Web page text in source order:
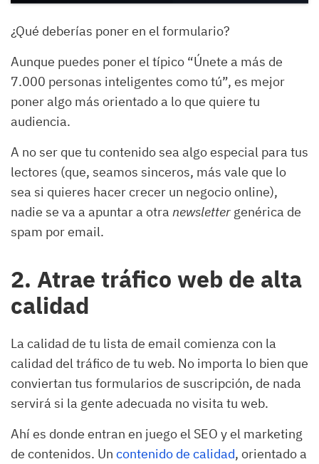
¿Qué deberías poner en el formulario?
Aunque puedes poner el típico “Únete a más de
7.000 personas inteligentes como tú”, es mejor
poner algo más orientado a lo que quiere tu
audiencia.
A no ser que tu contenido sea algo especial para tus
lectores (que, seamos sinceros, más vale que lo
sea si quieres hacer crecer un negocio online),
nadie se va a apuntar a otra newsletter genérica de
spam por email.
2. Atrae tráfico web de alta
calidad
La calidad de tu lista de email comienza con la
calidad del tráfico de tu web. No importa lo bien que
conviertan tus formularios de suscripción, de nada
servirá si la gente adecuada no visita tu web.
Ahí es donde entran en juego el SEO y el marketing
de contenidos. Un contenido de calidad, orientado a